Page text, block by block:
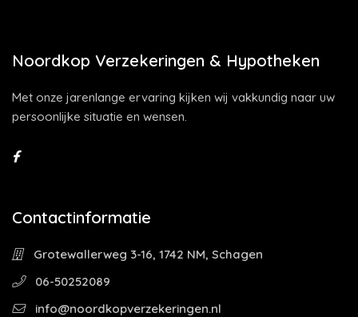
Noordkop Verzekeringen & Hypotheken
Met onze jarenlange ervaring kijken wij vakkundig naar uw
persoonlijke situatie en wensen.
Contactinformatie
Grotewallerweg 3-16, 1742 NM, Schagen
06-50252089
info@noordkopverzekeringen.nl